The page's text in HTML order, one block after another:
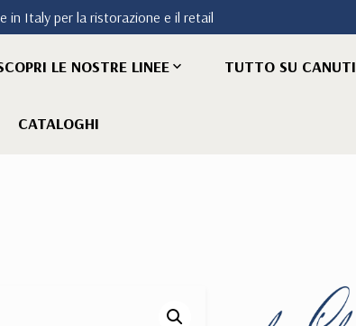
in Italy per la ristorazione e il retail
LE NOSTRE LINEE TUTTO SU CANUTI
CATALOGHI